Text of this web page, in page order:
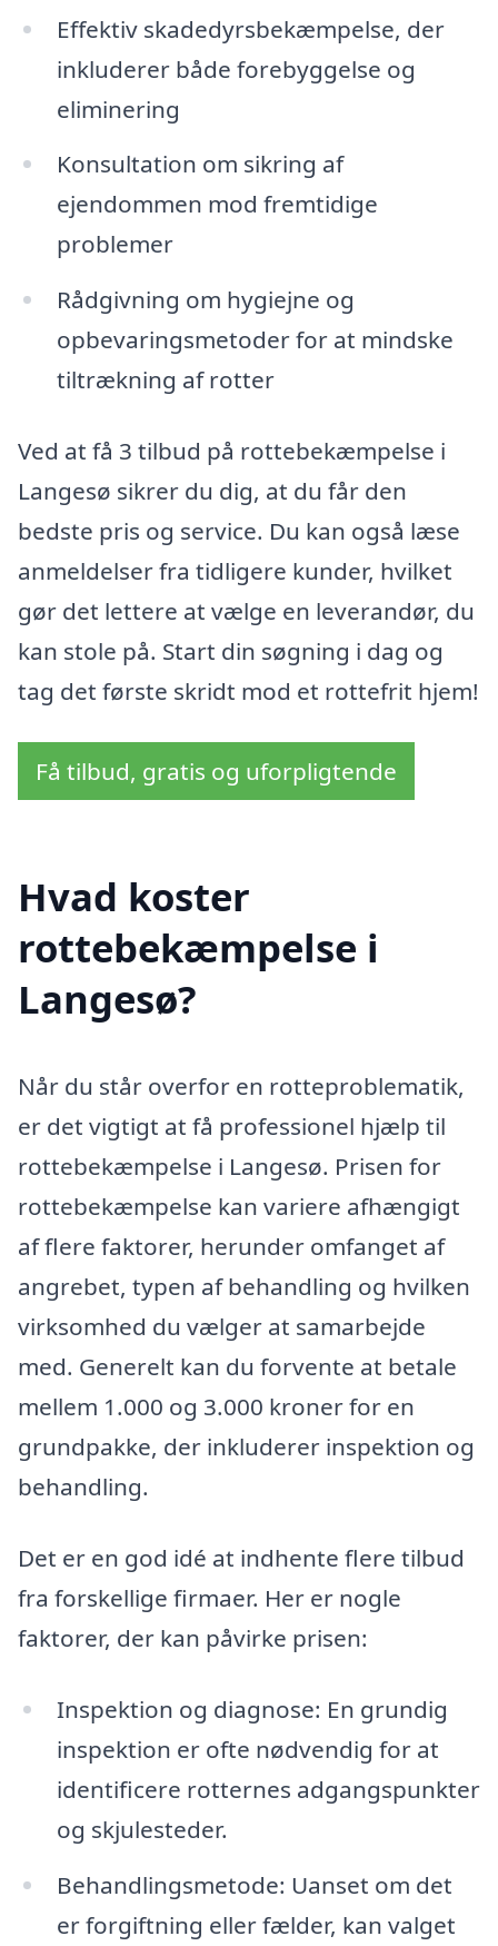
Effektiv skadedyrsbekæmpelse, der
inkluderer både forebyggelse og
eliminering
Konsultation om sikring af
ejendommen mod fremtidige
problemer
Rådgivning om hygiejne og
opbevaringsmetoder for at mindske
tiltrækning af rotter
Ved at få 3 tilbud på rottebekæmpelse i
Langesø sikrer du dig, at du får den
bedste pris og service. Du kan også læse
anmeldelser fra tidligere kunder, hvilket
gør det lettere at vælge en leverandør, du
kan stole på. Start din søgning i dag og
tag det første skridt mod et rottefrit hjem!
Få tilbud, gratis og uforpligtende
Hvad koster
rottebekæmpelse i
Langesø?
Når du står overfor en rotteproblematik,
er det vigtigt at få professionel hjælp til
rottebekæmpelse i Langesø. Prisen for
rottebekæmpelse kan variere afhængigt
af flere faktorer, herunder omfanget af
angrebet, typen af behandling og hvilken
virksomhed du vælger at samarbejde
med. Generelt kan du forvente at betale
mellem 1.000 og 3.000 kroner for en
grundpakke, der inkluderer inspektion og
behandling.
Det er en god idé at indhente flere tilbud
fra forskellige firmaer. Her er nogle
faktorer, der kan påvirke prisen:
Inspektion og diagnose: En grundig
inspektion er ofte nødvendig for at
identificere rotternes adgangspunkter
og skjulesteder.
Behandlingsmetode: Uanset om det
er forgiftning eller fælder, kan valget